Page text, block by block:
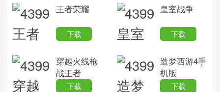
王者荣耀
下载
皇室战争
下载
穿越火线枪
战王者
下载
造梦西游4手
机版
下载